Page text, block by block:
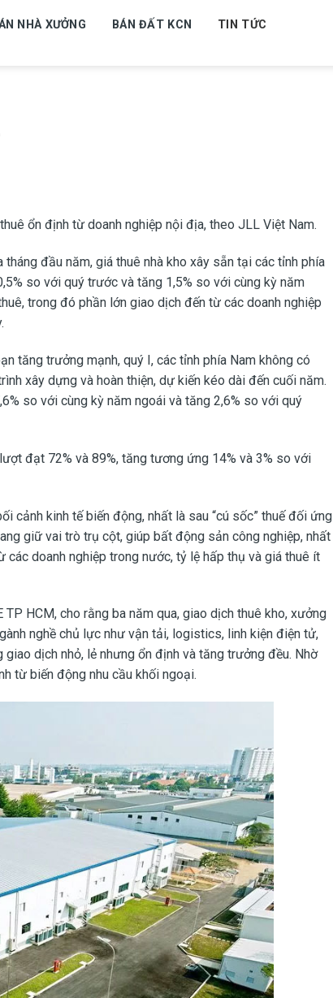
NHÀ XƯỞNG BÁN ĐẤT KCN TIN TỨC
ổn định từ doanh nghiệp nội địa, theo JLL Việt Nam.
đầu năm, giá thuê nhà kho xây sẵn tại các tỉnh phía
so với quý trước và tăng 1,5% so với cùng kỳ năm
trong đó phần lớn giao dịch đến từ các doanh nghiệp
tăng trưởng mạnh, quý I, các tỉnh phía Nam không có
xây dựng và hoàn thiện, dự kiến kéo dài đến cuối năm.
so với cùng kỳ năm ngoái và tăng 2,6% so với quý
đạt 72% và 89%, tăng tương ứng 14% và 3% so với
cảnh kinh tế biến động, nhất là sau “cú sốc” thuế đối ứng
giữ vai trò trụ cột, giúp bất động sản công nghiệp, nhất
các doanh nghiệp trong nước, tỷ lệ hấp thụ và giá thuê ít
HCM, cho rằng ba năm qua, giao dịch thuê kho, xưởng
nghề chủ lực như vận tải, logistics, linh kiện điện tử,
dịch nhỏ, lẻ nhưng ổn định và tăng trưởng đều. Nhờ
từ biến động nhu cầu khối ngoại.